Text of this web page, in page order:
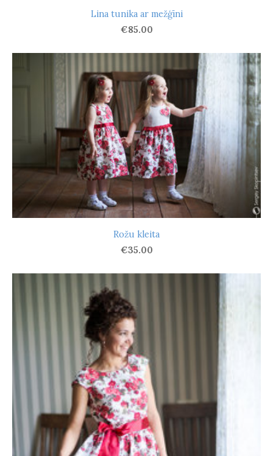
Lina tunika ar mežģīni
€85.00
Rožu kleita
€35.00